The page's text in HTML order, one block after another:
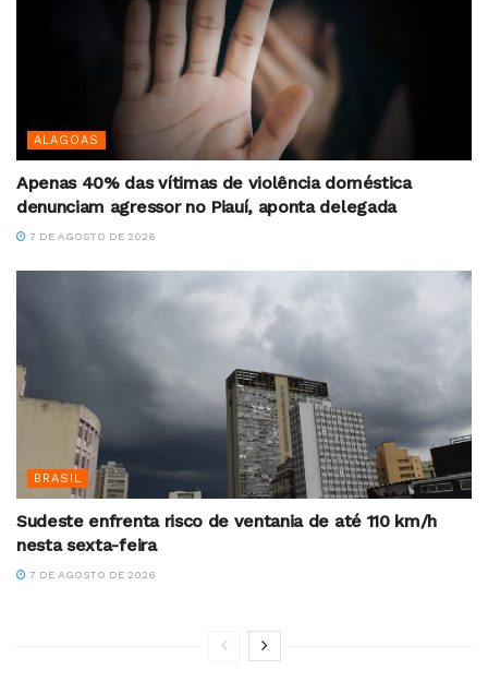
ALAGOAS
Apenas 40% das vítimas de violência doméstica
denunciam agressor no Piauí, aponta delegada
7 DE AGOSTO DE 2026
BRASIL
Sudeste enfrenta risco de ventania de até 110 km/h
nesta sexta-feira
7 DE AGOSTO DE 2026